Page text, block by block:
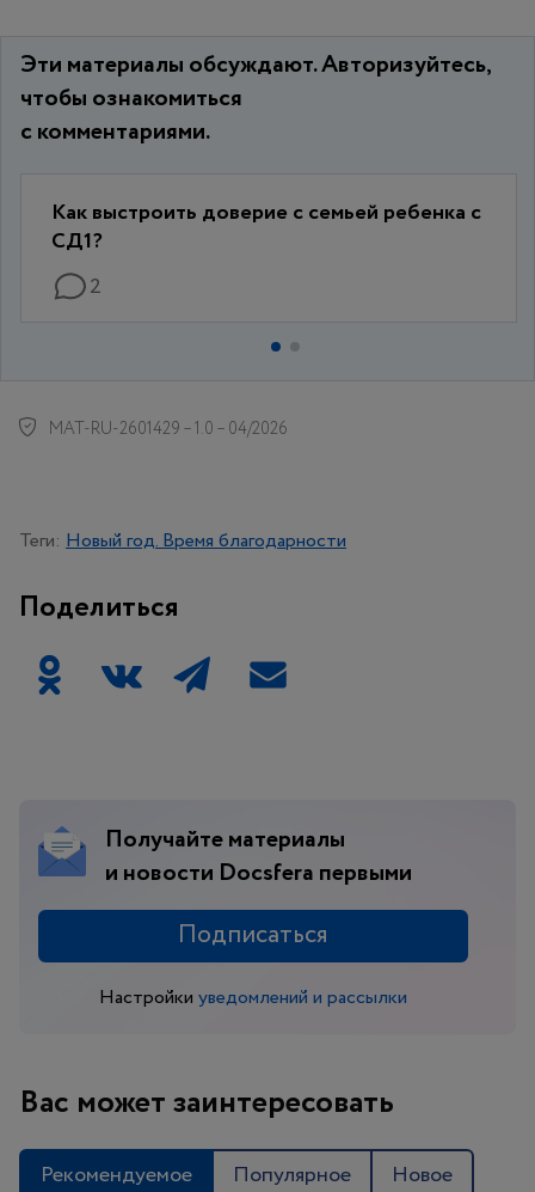
Эти материалы обсуждают. Авторизуйтесь,
чтобы ознакомиться
с комментариями.
Как выстроить доверие с семьей ребенка с
СД1?
2
MAT-RU-2601429 – 1.0 – 04/2026
Теги: Новый год. Время благодарности
Поделиться
Получайте материалы
и новости Docsfera первыми
Настройки уведомлений и рассылки
Подписаться
Вас может заинтересовать
Рекомендуемое Популярное Новое